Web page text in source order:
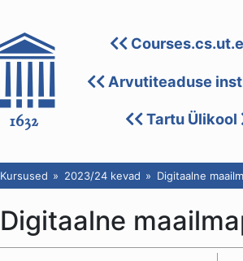
Arvutiteaduse
Tartu Ülikool
Kursused 2023/24 kevad Digitaalne
Digitaalne